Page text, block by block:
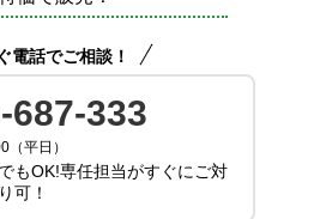
電話でご相談！
687-333
平日）
もOK!専任担当がすぐにご対
可！